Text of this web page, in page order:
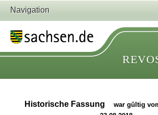
Navigation
Historische Fassung
war gültig